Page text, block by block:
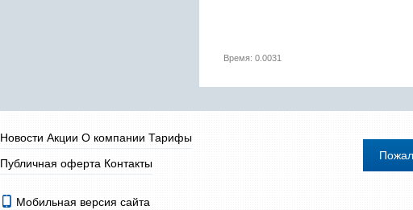
Время: 0.0031
Новости Акции О компании Тарифы
Публичная оферта Контакты
Мобильная версия сайта